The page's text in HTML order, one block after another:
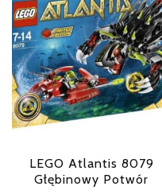
LEGO Atlantis 8079
Głębinowy Potwór